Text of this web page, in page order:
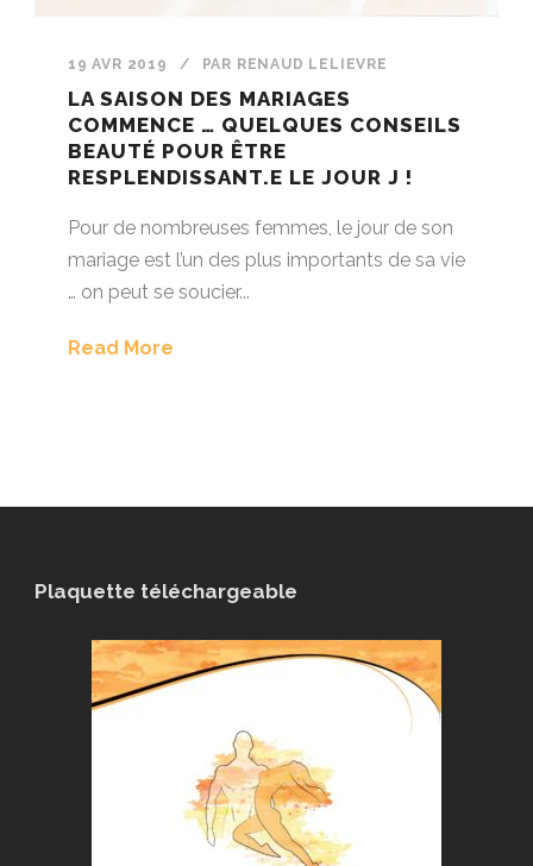
19 AVR 2019 / PAR RENAUD LELIEVRE
LA SAISON DES MARIAGES
COMMENCE … QUELQUES CONSEILS
BEAUTÉ POUR ÊTRE
RESPLENDISSANT.E LE JOUR J !
Pour de nombreuses femmes, le jour de son
mariage est l’un des plus importants de sa vie
… on peut se soucier...
Read More
Plaquette téléchargeable